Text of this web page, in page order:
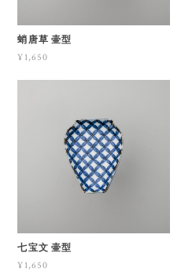
蛸唐草 壷型
¥1,650
七宝文 壷型
¥1,650